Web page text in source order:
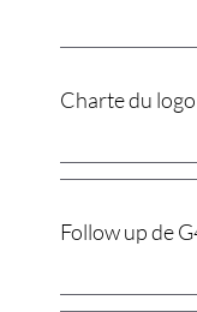
Charte du
Follow up de